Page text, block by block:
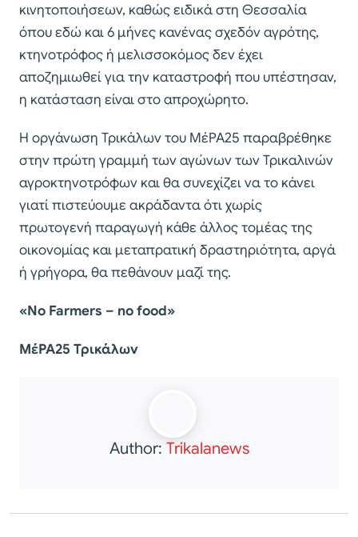
κινητοποιήσεων, καθώς ειδικά στη Θεσσαλία
όπου εδώ και 6 μήνες κανένας σχεδόν αγρότης,
κτηνοτρόφος ή μελισσοκόμος δεν έχει
αποζημιωθεί για την καταστροφή που υπέστησαν,
η κατάσταση είναι στο απροχώρητο.
Η οργάνωση Τρικάλων του ΜέΡΑ25 παραβρέθηκε
στην πρώτη γραμμή των αγώνων των Τρικαλινών
αγροκτηνοτρόφων και θα συνεχίζει να το κάνει
γιατί πιστεύουμε ακράδαντα ότι χωρίς
πρωτογενή παραγωγή κάθε άλλος τομέας της
οικονομίας και μεταπρατική δραστηριότητα, αργά
ή γρήγορα, θα πεθάνουν μαζί της.
«Νo Farmers – no food»
ΜέΡΑ25 Τρικάλων
Author: Trikalanews